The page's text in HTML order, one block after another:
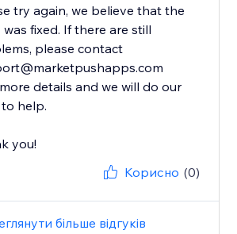
try again, we believe that the
was fixed. If there are still
please contact
details and we will do our
help.
you!
Корисно (0)
більше відгуків